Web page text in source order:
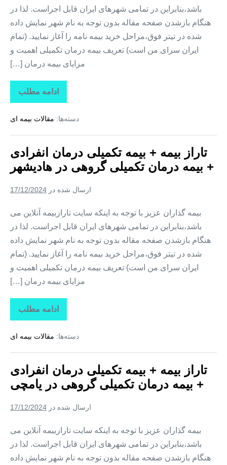
باشد،بنابراین در تمامی شهرهای ایران قابل اجراست. لذا در
هنگام بازشدن صفحه مقاله بدون توجه به نام شهر نمایش داده
شده در تیتر فوق،مراحل خرید بیمه نامه را آغاز نمایید. (تمام
ایران سرای من است) تعریف بیمه درمان تکمیلی اهمیت و
مزایای بیمه درمان […]
ادامه مطلب
تاراز
بیمه
بیمه
درمان
+
بیمه
درمان
تکمیلی
در
دسته‌ها: مقالات بیمه ای
تاراز بیمه + بیمه تکمیلی درمان انفرادی
+ بیمه درمان تکمیلی گروهی در هادیشهر
ارسال شده در 17/12/2024
بیمه گذاران عزیز با توجه به اینکه سایت تارازبیمه آنلاین می
باشد،بنابراین در تمامی شهرهای ایران قابل اجراست. لذا در
هنگام بازشدن صفحه مقاله بدون توجه به نام شهر نمایش داده
شده در تیتر فوق،مراحل خرید بیمه نامه را آغاز نمایید. (تمام
ایران سرای من است) تعریف بیمه درمان تکمیلی اهمیت و
مزایای بیمه درمان […]
ادامه مطلب
تاراز
بیمه
بیمه
درمان
+
بیمه
درمان
تکمیلی
در
دسته‌ها: مقالات بیمه ای
تاراز بیمه + بیمه تکمیلی درمان انفرادی
+ بیمه درمان تکمیلی گروهی در یامچی
ارسال شده در 17/12/2024
بیمه گذاران عزیز با توجه به اینکه سایت تارازبیمه آنلاین می
باشد،بنابراین در تمامی شهرهای ایران قابل اجراست. لذا در
هنگام بازشدن صفحه مقاله بدون توجه به نام شهر نمایش داده